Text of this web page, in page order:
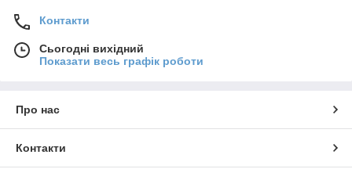
Контакти
Сьогодні вихідний
Показати весь графік роботи
Про нас
Контакти